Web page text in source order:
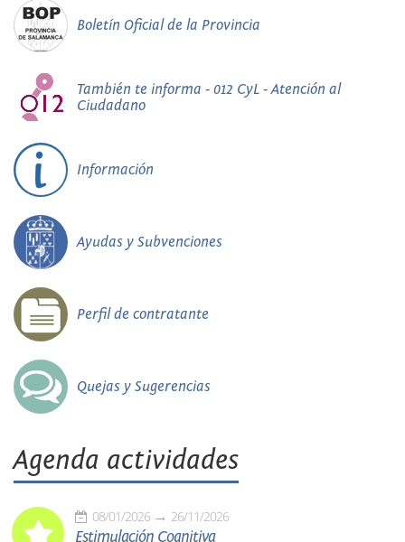
Boletín Oficial de la Provincia
También te informa - 012 CyL - Atención al
Ciudadano
Información
Ayudas y Subvenciones
Perfil de contratante
Quejas y Sugerencias
Agenda actividades
08/01/2026 26/11/2026
Estimulación Cognitiva